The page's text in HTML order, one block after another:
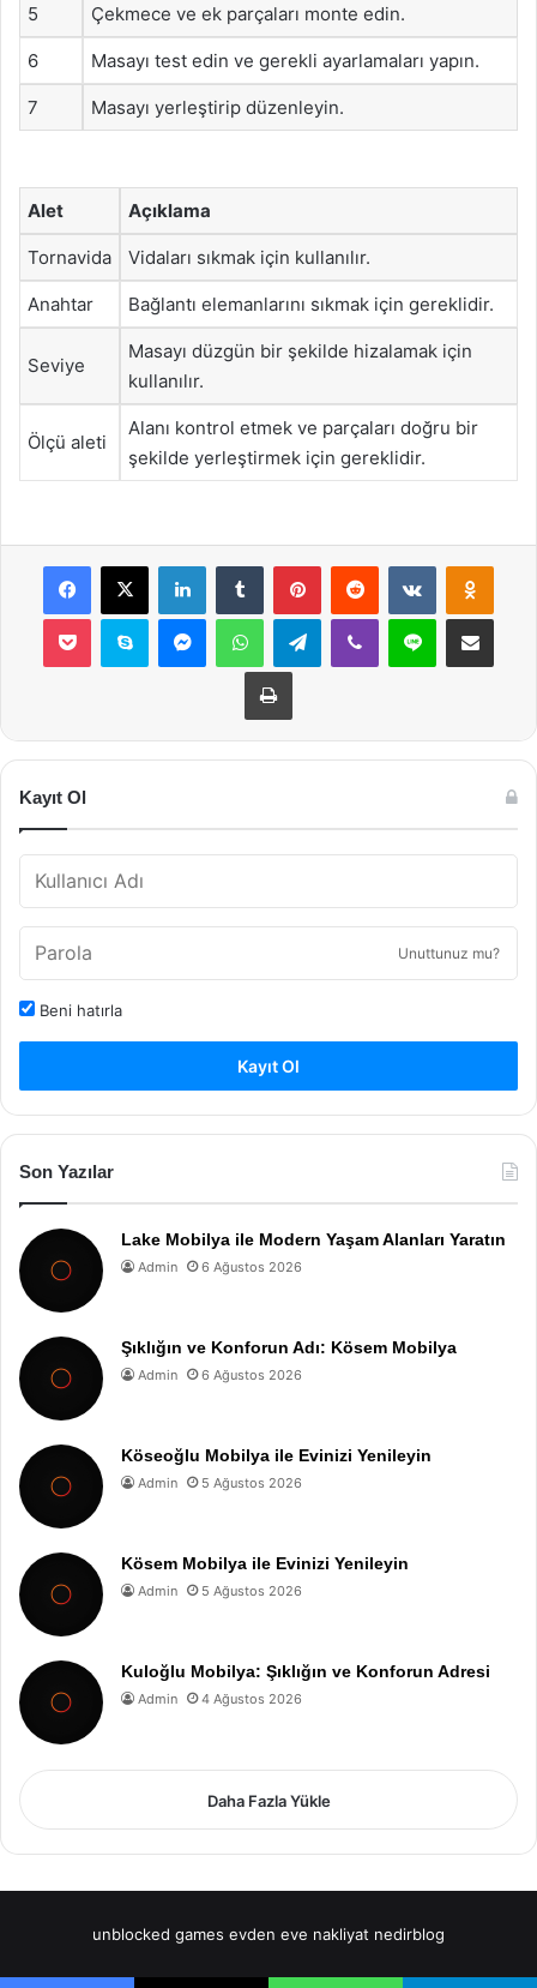
5 Çekmece ve ek parçaları monte edin.
6 Masayı test edin ve gerekli ayarlamaları yapın.
7 Masayı yerleştirip düzenleyin.
Alet Açıklama
Tornavida Vidaları sıkmak için kullanılır.
Anahtar Bağlantı elemanlarını sıkmak için gereklidir.
Seviye
Masayı düzgün bir şekilde hizalamak için
kullanılır.
Ölçü aleti
Alanı kontrol etmek ve parçaları doğru bir
şekilde yerleştirmek için gereklidir.
Facebook
X LinkedInTumblr PinterestReddit VKontakte
Pocket Skype MessengerWhatsAppTelegramViber Line E-Posta ile
Yazdır
Kayıt Ol
Unuttunuz mu?
Beni hatırla
Kayıt Ol
Son Yazılar
Lake Mobilya ile Modern Yaşam Alanları Yaratın
Admin 6 Ağustos 2026
Şıklığın ve Konforun Adı: Kösem Mobilya
Admin 6 Ağustos 2026
Köseoğlu Mobilya ile Evinizi Yenileyin
Admin 5 Ağustos 2026
Kösem Mobilya ile Evinizi Yenileyin
Admin 5 Ağustos 2026
Kuloğlu Mobilya: Şıklığın ve Konforun Adresi
Admin 4 Ağustos 2026
Daha Fazla Yükle
unblocked games evden eve nakliyat nedirblog